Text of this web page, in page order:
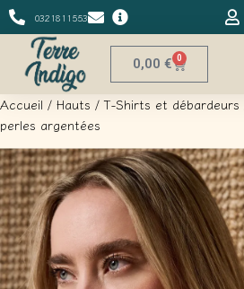
0321811553
0,00 € 0
Accueil / Hauts /T-Shirts et débardeurs
perles argentées